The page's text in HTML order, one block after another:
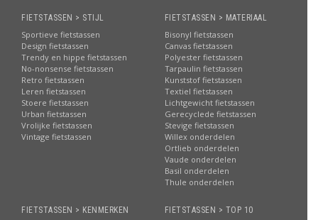
FIETSTASSEN > STIJL
Sportieve fietstassen
Design fietstassen
Trendy en hippe fietstassen
No-nonsense fietstassen
Retro fietstassen
Leren fietstassen
Stoere fietstassen
Urban fietstassen
Vrolijke fietstassen
Vintage fietstassen
FIETSTASSEN > MATERIAAL
Bisonyl fietstassen
Canvas fietstassen
Polyester fietstassen
Tarpaulin fietstassen
Kunststof fietstassen
Textiel fietstassen
Lichtgewicht fietstassen
Gerecyclede fietstassen
Stevige fietstassen
Willex onderdelen
Ortlieb onderdelen
Vaude onderdelen
Basil onderdelen
Thule onderdelen
FIETSTASSEN > KENMERKEN
FIETSTASSEN > TOP 10